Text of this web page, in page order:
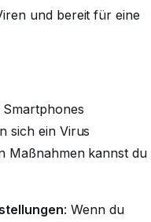
und bereit für eine
sich ein Virus
Maßnahmen kannst du
: Wenn du